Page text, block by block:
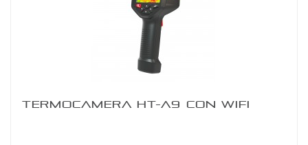
TERMOCAMERA HT-A9 CON WIFI